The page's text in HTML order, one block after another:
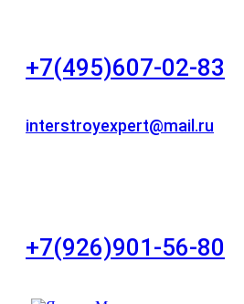
+7(495)607-02-83
interstroyexpert@mail.ru
+7(926)901-56-80